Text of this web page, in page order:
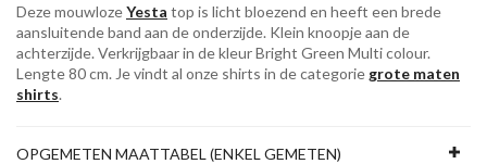
Deze mouwlozeYesta top is licht bloezend en heeft een brede
aansluitende band aan de onderzijde. Klein knoopje aan de
achterzijde. Verkrijgbaar in de kleur Bright Green Multi colour.
Lengte 80 cm. ​​Je vindt al onze shirts in de categorie grote maten
shirts.
OPGEMETEN MAATTABEL (ENKEL GEMETEN)